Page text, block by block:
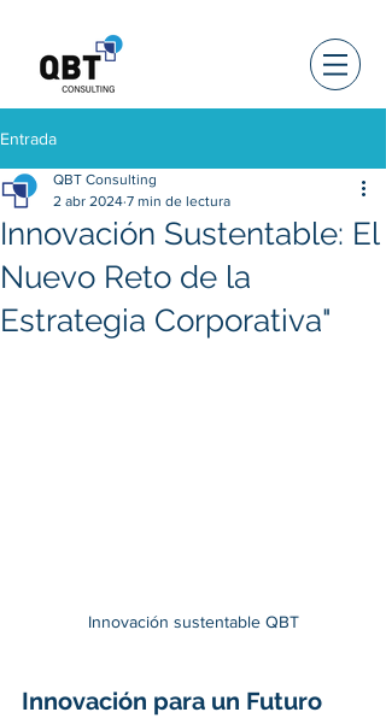
Entrada
Innovación Sustentable: El
Nuevo Reto de la
Estrategia Corporativa"
QBT Consulting
2 abr 2024 7 min de lectura
Innovación sustentable QBT
Innovación para un Futuro